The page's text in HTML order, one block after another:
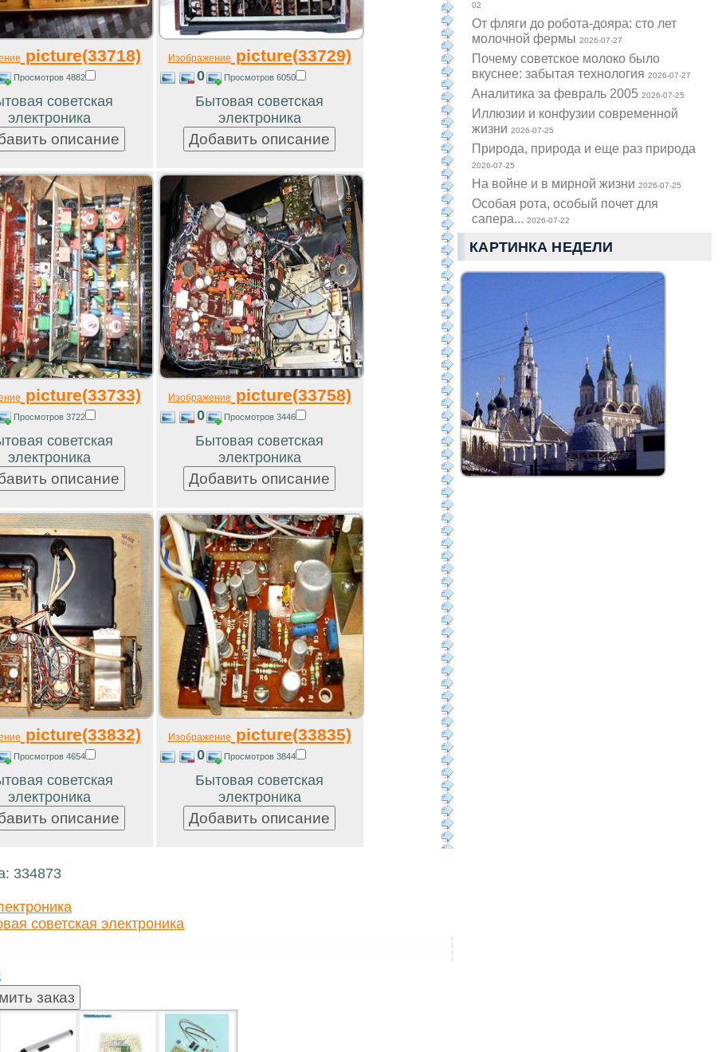
02
От фляги до робота-дояра: сто лет
молочной фермы2026-07-27
Почему советское молоко было
вкуснее: забытая технология2026-07-27
Аналитика за февраль 20052026-07-25
Иллюзии и конфузии современной
жизни2026-07-25
Природа, природа и еще раз природа
2026-07-25
На войне и в мирной жизни2026-07-25
Особая рота, особый почет для
сапера...2026-07-22
КАРТИНКА НЕДЕЛИ
picture(33718)
Просмотров 4882
советская
электроника
Изображение picture(33729)
0 Просмотров 6050
Бытовая советская
электроника
picture(33733)
Просмотров 3722
советская
электроника
Изображение picture(33758)
0 Просмотров 3446
Бытовая советская
электроника
picture(33832)
Просмотров 4654
советская
электроника
Изображение picture(33835)
0 Просмотров 3844
Бытовая советская
электроника
334873
советская электроника